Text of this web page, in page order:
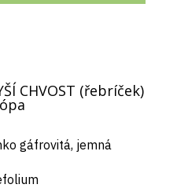
CHVOST (řebríček)
gáfrovitá, jemná